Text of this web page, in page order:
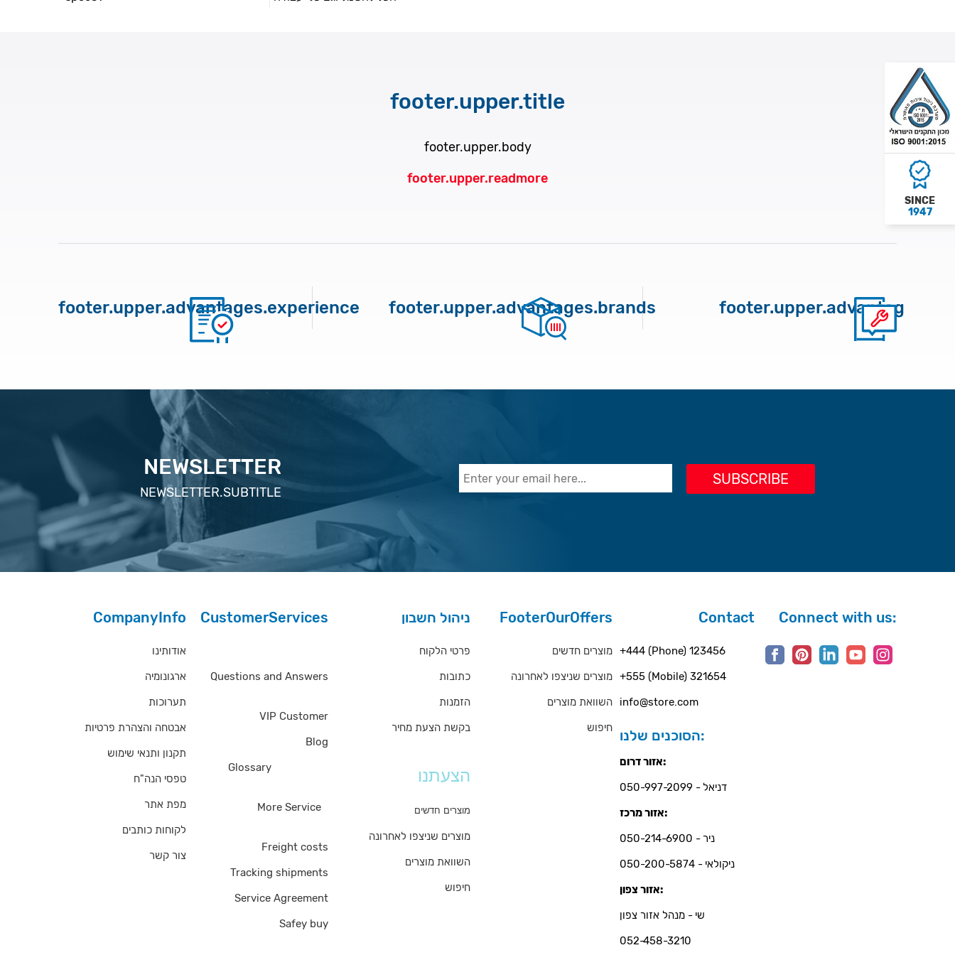
SINCE
1947
footer.upper.title
footer.upper.body
footer.upper.readmore
footer.upper.advantages.experience footer.upper.advantages.brands
NEWSLETTER
NEWSLETTER.SUBTITLE
CompanyInfo
אודותינו
ארגונומיה
תערוכות
אבטחה והצהרת פרטיות
תקנון ותנאי שימוש
טפסי הנה"ח
מפת אתר
לקוחות כותבים
צור קשר
CustomerServices
Questions and Answers
VIP Customer
Blog
Glossary
More Service
Freight costs
Tracking shipments
Service Agreement
Safey buy
ניהול חשבון
פרטי הלקוח
כתובות
הזמנות
בקשת הצעת מחיר
הצעתנו
מוצרים חדשים
מוצרים שניצפו לאחרונה
השוואת מוצרים
חיפוש
FooterOurOffers
מוצרים חדשים
מוצרים שניצפו לאחרונה
השוואת מוצרים
חיפוש
Contact
+444 (Phone) 123456
+555 (Mobile) 321654
info@store.com
הסוכנים שלנו:
אזור דרום:
דניאל - 050-997-2099
אזור מרכז:
ניר - 050-214-6900
ניקולאי - 050-200-5874
אזור צפון:
שי - מנהל אזור צפון
052-458-3210
Connect with us: